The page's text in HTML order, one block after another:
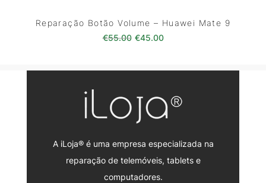
Reparação Botão Volume – Huawei Mate 9
€55.00 O preço original era: €55.00.
€45.00O preço atual é:
A iLoja® é uma empresa especializada na
reparação de telemóveis, tablets e
computadores.